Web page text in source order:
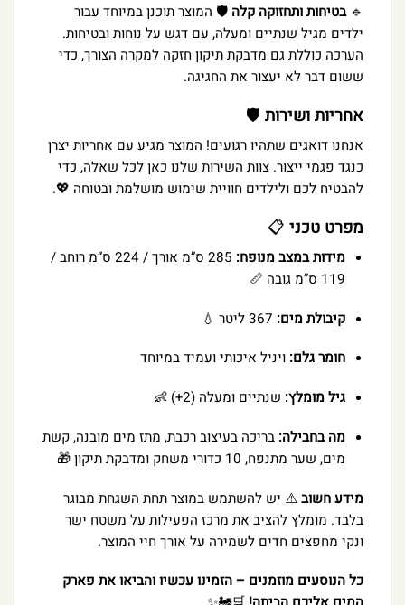
🔹בטיחות ותחזוקה קלה 🛡️ המוצר תוכנן במיוחד עבור
ילדים מגיל שנתיים ומעלה, עם דגש על נוחות ובטיחות.
הערכה כוללת גם מדבקת תיקון חזקה למקרה הצורך, כדי
ששום דבר לא יעצור את החגיגה.
אחריות ושירות 🛡️
אנחנו דואגים שתהיו רגועים! המוצר מגיע עם אחריות יצרן
כנגד פגמי ייצור. צוות השירות שלנו כאן לכל שאלה, כדי
להבטיח לכם ולילדים חוויית שימוש מושלמת ובטוחה 💖.
מפרט טכני 📋
מידות במצב מנופח:
285 ס”מ אורך / 224 ס”מ רוחב /
119 ס”מ גובה 📏
קיבולת מים:
חומר גלם: ויניל איכותי ועמיד במיוחד
גיל מומלץ: שנתיים ומעלה (2+) 👶
מה בחבילה: בריכה בעיצוב רכבת, מתז מים מובנה, קשת
מים, שער מתנפח, 10 כדורי משחק ומדבקת תיקון 🎁
מידע חשוב⚠️ יש להשתמש במוצר תחת השגחת מבוגר
בלבד. מומלץ להציב את מרכז הפעילות על משטח ישר
ונקי מחפצים חדים לשמירה על אורך חיי המוצר.
כל הנוסעים מוזמנים – הזמינו עכשיו והביאו את פארק